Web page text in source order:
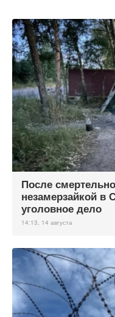
После
незамерзайкой в
уголовное дело
14:13, 14 августа